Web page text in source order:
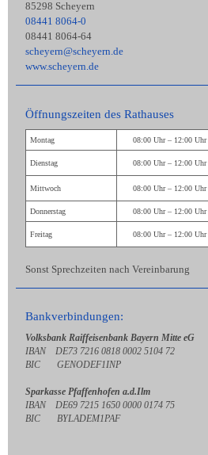
85298 Scheyern
08441 8064-0
08441 8064-64
scheyern@scheyern.de
www.scheyern.de
Öffnungszeiten des Rathauses
Montag 08:00 Uhr – 12:00 Uhr
Dienstag 08:00 Uhr – 12:00 Uhr
Mittwoch 08:00 Uhr – 12:00 Uhr
Donnerstag 08:00 Uhr – 12:00 Uhr
Freitag 08:00 Uhr – 12:00 Uhr
Sonst Sprechzeiten nach Vereinbarung
Bankverbindungen:
Volksbank Raiffeisenbank Bayern Mitte eG
IBAN DE73 7216 0818 0002 5104 72
BIC GENODEF1INP
Sparkasse Pfaffenhofen a.d.Ilm
IBAN DE69 7215 1650 0000 0174 75
BIC BYLADEM1PAF